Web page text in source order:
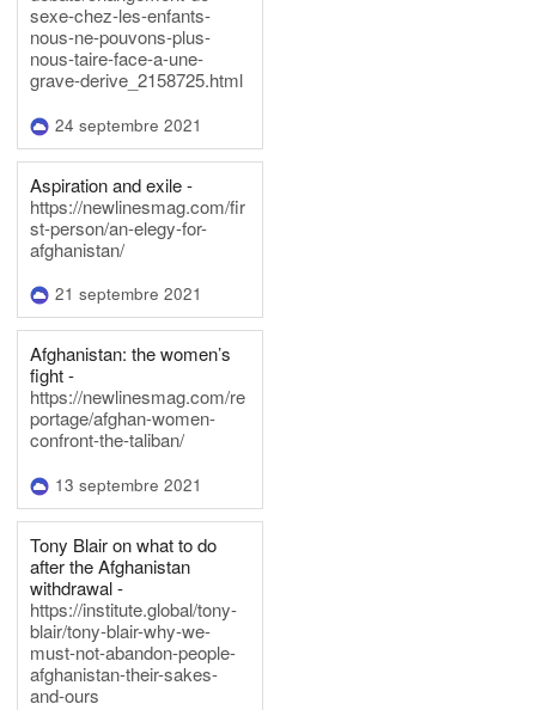
sexe-chez-les-enfants-
nous-ne-pouvons-plus-
nous-taire-face-a-une-
grave-derive_2158725.html
24 septembre 2021
Aspiration and exile -
https://newlinesmag.com/fir
st-person/an-elegy-for-
afghanistan/
21 septembre 2021
Afghanistan: the women’s
fight -
https://newlinesmag.com/re
portage/afghan-women-
confront-the-taliban/
13 septembre 2021
Tony Blair on what to do
after the Afghanistan
withdrawal -
https://institute.global/tony-
blair/tony-blair-why-we-
must-not-abandon-people-
afghanistan-their-sakes-
and-ours